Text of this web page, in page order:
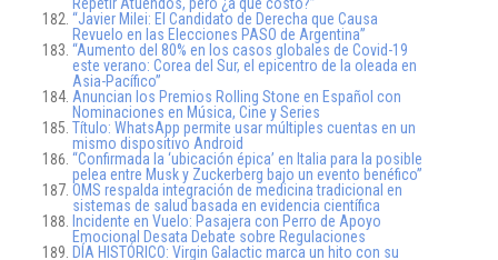
“Javier Milei: El Candidato de Derecha que Causa
Revuelo en las Elecciones PASO de Argentina”
“Aumento del 80% en los casos globales de Covid-19
este verano: Corea del Sur, el epicentro de la oleada en
Asia-Pacífico”
Anuncian los Premios Rolling Stone en Español con
Nominaciones en Música, Cine y Series
Título: WhatsApp permite usar múltiples cuentas en un
mismo dispositivo Android
“Confirmada la ‘ubicación épica’ en Italia para la posible
pelea entre Musk y Zuckerberg bajo un evento benéfico”
OMS respalda integración de medicina tradicional en
sistemas de salud basada en evidencia científica
Incidente en Vuelo: Pasajera con Perro de Apoyo
Emocional Desata Debate sobre Regulaciones
DÍA HISTÓRICO: Virgin Galactic marca un hito con su